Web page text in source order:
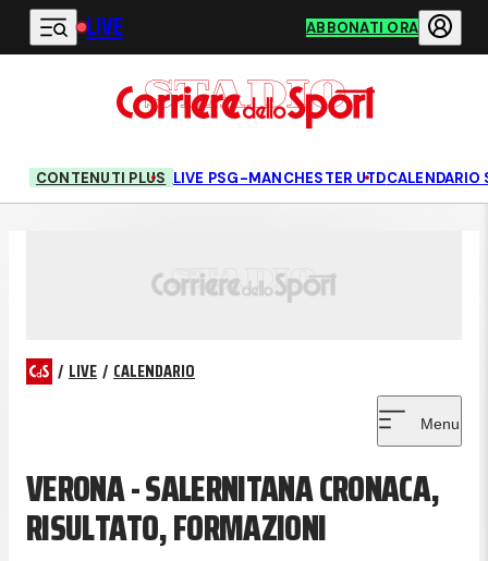
Vai al contenuto principale
LIVE ABBONATI ORA
CONTENUTI PLUS LIVE PSG-MANCHESTER UTDCALENDARIO
/ LIVE / CALENDARIO
Menu
VERONA - SALERNITANA CRONACA,
RISULTATO, FORMAZIONI